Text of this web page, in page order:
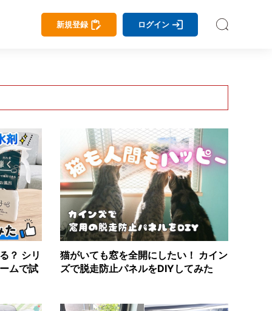
新規登録 ログイン
？ シリ
ムで試
猫がいても窓を全開にしたい！ カイン
ズで脱走防止パネルをDIYしてみた